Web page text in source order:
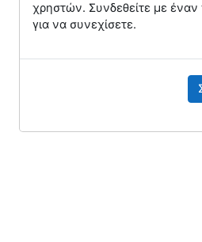
χρηστών. Συνδεθείτε με
για να συνεχίσετε.